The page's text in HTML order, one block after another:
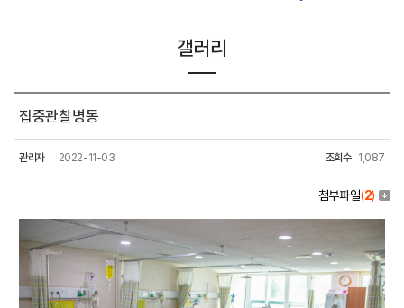
갤러리
집중관찰병동
관리자 2022-11-03 조회수 1,087
첨부파일(2)